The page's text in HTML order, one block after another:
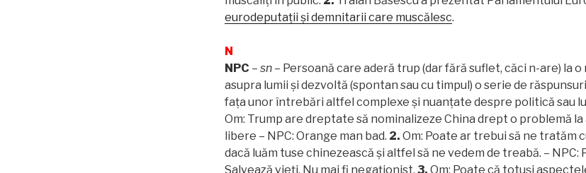
eurodeputații și demnitarii care muscălesc.
N
NPC – sn– Persoană care aderă trup (dar fără suflet, căci n-are) la o
asupra lumii și dezvoltă (spontan sau cu timpul) o serie de
fața unor întrebări altfel complexe și nuanțate despre politică sau
Om: Trump are dreptate să nominalizeze China drept o problemă
libere – NPC: Orange man bad. 2. Om: Poate ar trebui să ne tratăm
dacă luăm tuse chinezească și altfel să ne vedem de treabă. – NPC:
Salvează vieți. Nu mai fi negaționist. 3. Om: Poate că totuși